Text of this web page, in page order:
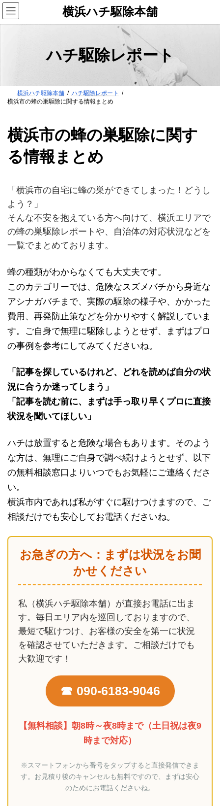
コ
ン
テ
ッ
ナ
ビ
ゲ
移
横浜ハチ駆除本舗
ハチ駆除レポート
横浜ハチ駆除本舗
ハチ駆除レポート
横浜市の蜂の巣駆除に関する情報まとめ
横浜市の蜂の巣駆除に関す
る情報まとめ
「横浜市の自宅に蜂の巣ができてしまった！どうし
よう？」
そんな不安を抱えている方へ向けて、横浜エリアで
の蜂の巣駆除レポートや、自治体の対応状況などを
一覧でまとめております。
蜂の種類がわからなくても大丈夫です。
このカテゴリーでは、危険なスズメバチから身近な
アシナガバチまで、実際の駆除の様子や、かかった
費用、再発防止策などを分かりやすく解説していま
す。ご自身で無理に駆除しようとせず、まずはプロ
の事例を参考にしてみてくださいね。
「記事を探しているけれど、どれを読めば自分の状
況に合うか迷ってしまう」
「記事を読む前に、まずは手っ取り早くプロに直接
状況を聞いてほしい」
ハチは放置すると危険な場合もあります。そのよう
な方は、無理にご自身で調べ続けようとせず、以下
の無料相談窓口よりいつでもお気軽にご連絡くださ
い。
横浜市内であれば私がすぐに駆けつけますので、ご
相談だけでも安心してお電話くださいね。
お急ぎの方へ：まずは状況をお聞
かせください
私（横浜ハチ駆除本舗）が直接お電話に出ま
す。毎日エリア内を巡回しておりますので、
最短で駆けつけ、お客様の安全を第一に状況
を確認させていただきます。ご相談だけでも
大歓迎です！
☎︎ 090-6183-9046
【無料相談】朝8時～夜8時まで（土日祝は夜9
時まで対応）
※スマートフォンから番号をタップすると直接発信できま
す。お見積り後のキャンセルも無料ですので、まずは安心
のためにお電話くださいね。